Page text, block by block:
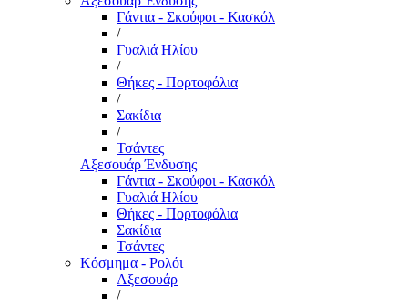
Γάντια - Σκούφοι - Κασκόλ
/
Γυαλιά Ηλίου
/
Θήκες - Πορτοφόλια
/
Σακίδια
/
Τσάντες
Αξεσουάρ Ένδυσης
Γάντια - Σκούφοι - Κασκόλ
Γυαλιά Ηλίου
Θήκες - Πορτοφόλια
Σακίδια
Τσάντες
Κόσμημα - Ρολόι
Αξεσουάρ
/